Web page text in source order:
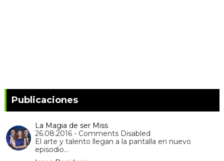
Publicaciones
La Magia de ser Miss
26.08.2016 - Comments Disabled
El arte y talento llegan a la pantalla en nuevo
episodio…